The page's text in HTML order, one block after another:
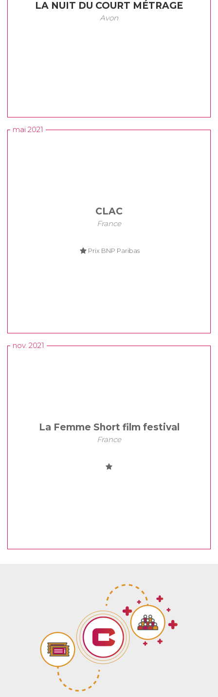
LA NUIT DU COURT MÉTRAGE
Avon
mai 2021
CLAC
France
Prix BNP Paribas
nov. 2021
La Femme Short film festival
France